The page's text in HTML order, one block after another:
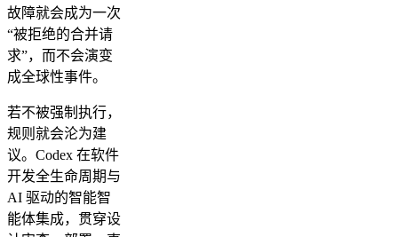
故障就会成为一次
“被拒绝的合并请
求”，而不会演变
成全球性事件。
若不被强制执行，
规则就会沦为建
议。Codex 在软件
开发全生命周期与
AI 驱动的智能智
能体集成，贯穿设